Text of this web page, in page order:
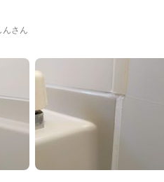
さん